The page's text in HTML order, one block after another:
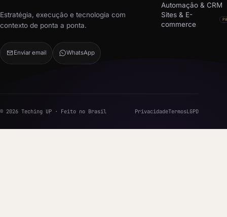
Estratégia, execução e tecnologia com
contexto de ponta a ponta.
Enviar email WhatsApp
Automação & CRM
Sites & E-
commerce
© 2026 Teching UP · Feito no Brasil PrivacidadeTermosLGPD